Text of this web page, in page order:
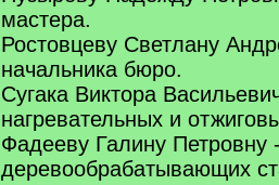
мастера.
Ростовцеву Светлану
начальника бюро.
Сугака Виктора
нагревательных и
Фадееву Галину Петровну
деревообрабатывающих